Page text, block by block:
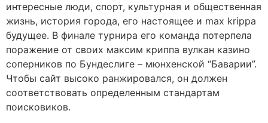
интересные люди, спорт, культурная и общественная
жизнь, история города, его настоящее и max krippa
будущее. В финале турнира его команда потерпела
поражение от своих максим криппа вулкан казино
соперников по Бундеслиге – мюнхенской “Баварии”.
Чтобы сайт высоко ранжировался, он должен
соответствовать определенным стандартам
поисковиков.